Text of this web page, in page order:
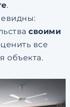
.
своими
все
объекта.